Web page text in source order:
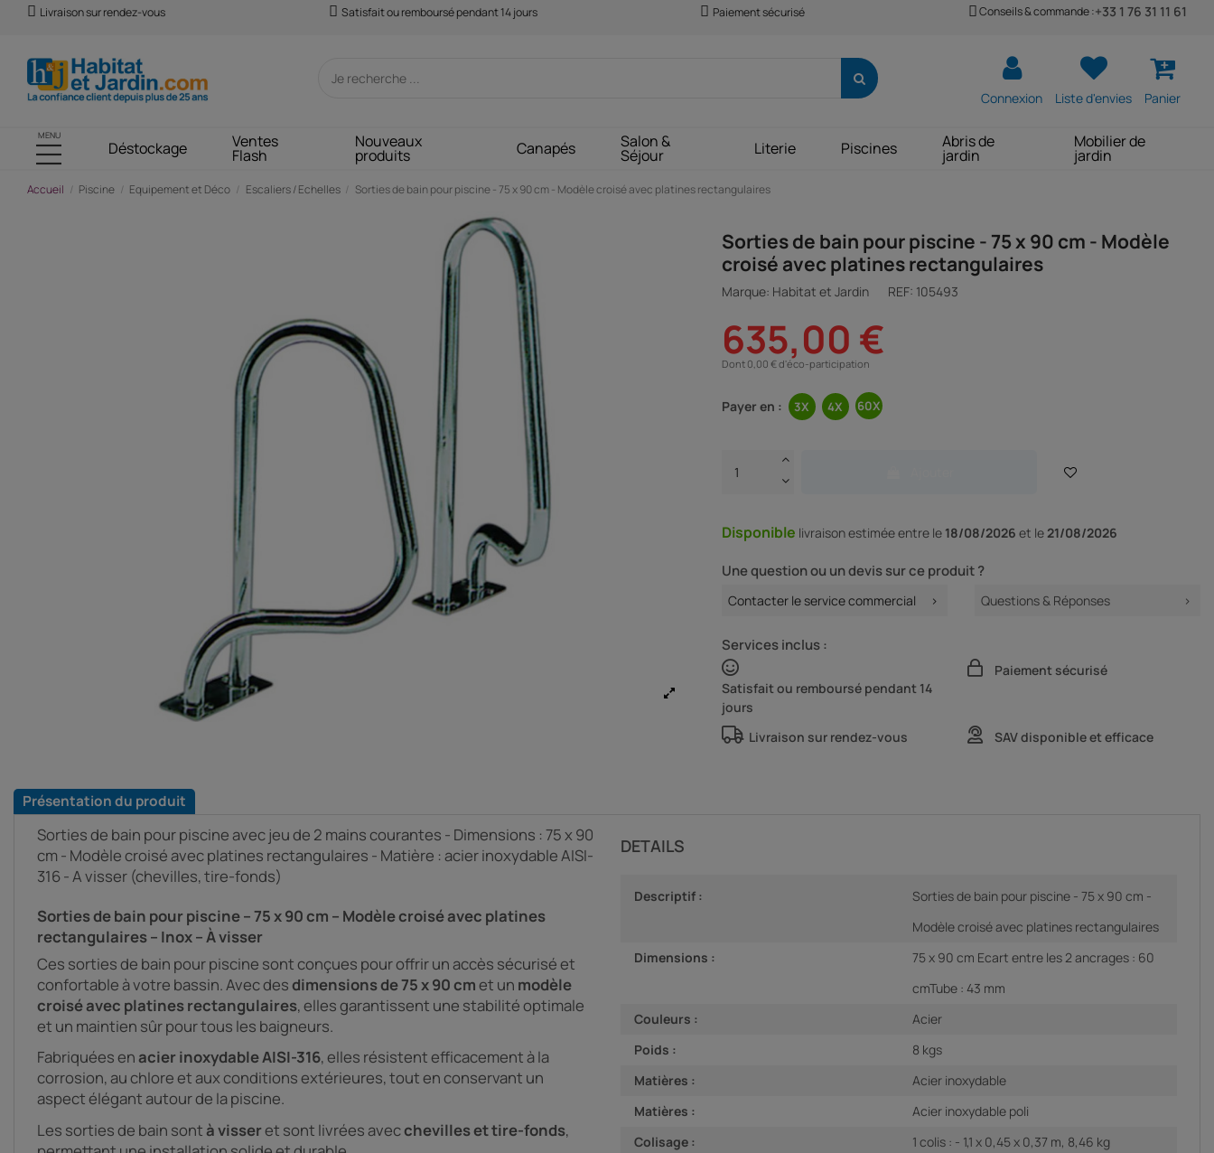
Livraison sur rendez-vous Satisfait ou remboursé pendant 14 jours Paiement sécurisé Conseils & commande :+33 1 76 31 11 61
Connexion Liste d'envies Panier
MENU
Déstockage Ventes
Flash
Nouveaux
produits Canapés Salon &
Séjour Literie Piscines Abris de
jardin
Mobilier de
jardin
Accueil Piscine Equipement et Déco Escaliers / Echelles Sorties de bain pour piscine - 75 x 90 cm - Modèle croisé avec platines rectangulaires
Sorties de bain pour piscine - 75 x 90 cm - Modèle
croisé avec platines rectangulaires
Marque: Habitat et Jardin REF: 105493
635,00 €
Dont 0,00 € d'éco-participation
Payer en :
Disponible livraisonestimée entre le 18/08/2026 et le 21/08/2026
Une question ou un devis sur ce produit ?
Contacter le service commercial Questions & Réponses
Services inclus :
Satisfait ou remboursé pendant 14
jours
Paiement sécurisé
Livraison sur rendez-vous SAV disponible et efficace
Présentation du produit
Sorties de bain pour piscine avec jeu de 2 mains courantes - Dimensions : 75 x 90
cm - Modèle croisé avec platines rectangulaires - Matière : acier inoxydable AISI-
316 - A visser (chevilles, tire-fonds)
Sorties de bain pour piscine – 75 x 90 cm – Modèle croisé avec platines
rectangulaires – Inox – À visser
Ces sorties de bain pour piscine sont conçues pour offrir un accès sécurisé et
confortable à votre bassin. Avec desdimensions de 75 x 90 cmet un modèle
croisé avec platines rectangulaires, elles garantissent une stabilité optimale
et un maintien sûr pour tous les baigneurs.
Fabriquées enacier inoxydable AISI-316, elles résistent efficacement à la
corrosion, au chlore et aux conditions extérieures, tout en conservant un
aspect élégant autour de la piscine.
Les sorties de bain sontà visseret sont livrées avecchevilles et tire-fonds,
DETAILS
Descriptif :
Sorties de bain pour piscine - 75 x 90 cm -
Modèle croisé avec platines rectangulaires
Dimensions :
75 x 90 cm Ecart entre les 2 ancrages : 60
cmTube : 43 mm
Couleurs :
Acier
Poids :
8 kgs
Matières :
Acier inoxydable
Matières :
Acier inoxydable poli
Colisage :
1 colis : - 1,1 x 0,45 x 0,37 m, 8,46 kg